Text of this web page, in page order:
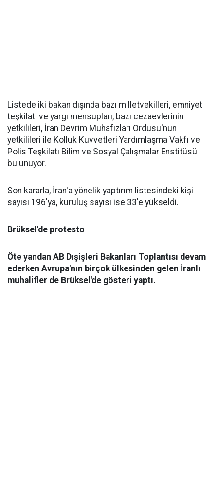
Listede iki bakan dışında bazı milletvekilleri, emniyet
teşkilatı ve yargı mensupları, bazı cezaevlerinin
yetkilileri, İran Devrim Muhafızları Ordusu'nun
yetkilileri ile Kolluk Kuvvetleri Yardımlaşma Vakfı ve
Polis Teşkilatı Bilim ve Sosyal Çalışmalar Enstitüsü
bulunuyor.
Son kararla, İran'a yönelik yaptırım listesindeki kişi
sayısı 196'ya, kuruluş sayısı ise 33'e yükseldi.
Brüksel'de protesto
Öte yandan AB Dışişleri Bakanları Toplantısı devam
ederken Avrupa'nın birçok ülkesinden gelen İranlı
muhalifler de Brüksel'de gösteri yaptı.